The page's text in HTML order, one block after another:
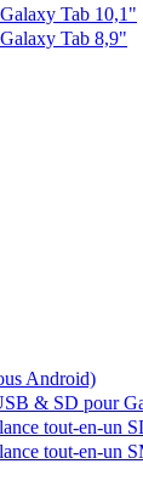
Tab 10,1"
Tab 8,9"
Android)
& SD pour
tout-en-un
tout-en-un